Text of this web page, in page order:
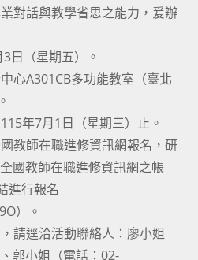
對話與教學省思之能力，爰辦
日（星期五）。
心A301CB多功能教室（臺北
年7月1日（星期三）止。
教師在職進修資訊網報名，研
國教師在職進修資訊網之帳
進行報名
）。
請逕洽活動聯絡人：廖小姐
郭小姐（電話：02-